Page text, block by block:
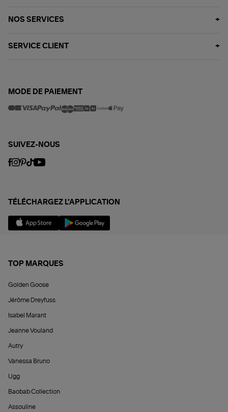
NOS SERVICES
SERVICE CLIENT
MODE DE PAIEMENT
SUIVEZ-NOUS
TÉLÉCHARGEZ L'APPLICATION
TOP MARQUES
Golden Goose
Jérôme Dreyfuss
Isabel Marant
Jeanne Vouland
Autry
Vanessa Bruno
Ugg
Baobab Collection
Assouline